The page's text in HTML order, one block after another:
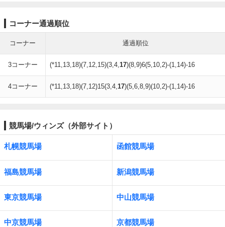
コーナー通過順位
コーナー 通過順位
3コーナー (*11,13,18)(7,12,15)(3,4,17)(8,9)6(5,10,2)-(1,14)-16
4コーナー (*11,13,18)(7,12)15(3,4,17)(5,6,8,9)(10,2)-(1,14)-16
競馬場/ウィンズ（外部サイト）
札幌競馬場 函館競馬場
福島競馬場 新潟競馬場
東京競馬場 中山競馬場
中京競馬場 京都競馬場